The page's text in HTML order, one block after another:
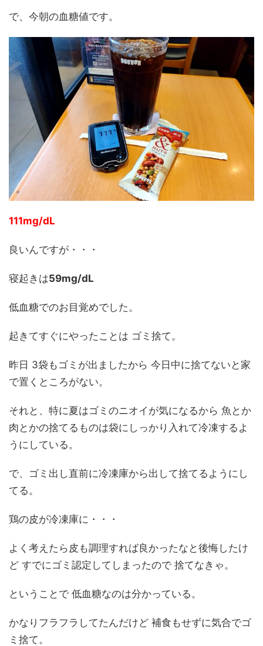
で、今朝の血糖値です。
111mg/dL
良いんですが・・・
寝起きは59mg/dL
低血糖でのお目覚めでした。
起きてすぐにやったことは ゴミ捨て。
昨日 3袋もゴミが出ましたから 今日中に捨てないと家
で置くところがない。
それと、特に夏はゴミのニオイが気になるから 魚とか
肉とかの捨てるものは袋にしっかり入れて冷凍するよ
うにしている。
で、ゴミ出し直前に冷凍庫から出して捨てるようにし
てる。
鶏の皮が冷凍庫に・・・
よく考えたら皮も調理すれば良かったなと後悔したけ
ど すでにゴミ認定してしまったので 捨てなきゃ。
ということで 低血糖なのは分かっている。
かなりフラフラしてたんだけど 補食もせずに気合でゴ
ミ捨て。